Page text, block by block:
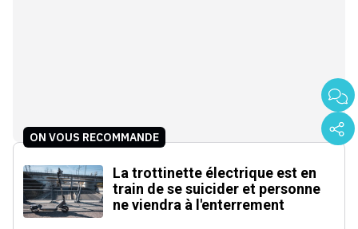
ON VOUS RECOMMANDE
La trottinette électrique est en
train de se suicider et personne
ne viendra à l'enterrement